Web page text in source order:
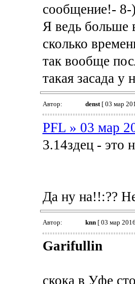
сообщение!- 8-)
Я ведь больше
сколько
так вообще
такая засада
Автор: denst[ 03 мар
PFL » 03 мар
3.14здец - это
Да ну на!!:??
Автор: knn[ 03 мар
Garifullin
скока в Уфе